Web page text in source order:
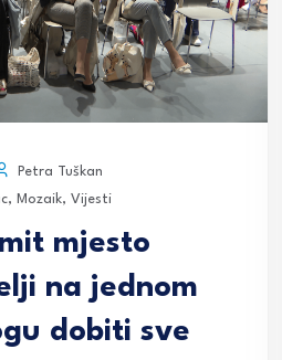
Petra Tuškan
, Mozaik, Vijesti
mjesto
na jednom
dobiti sve